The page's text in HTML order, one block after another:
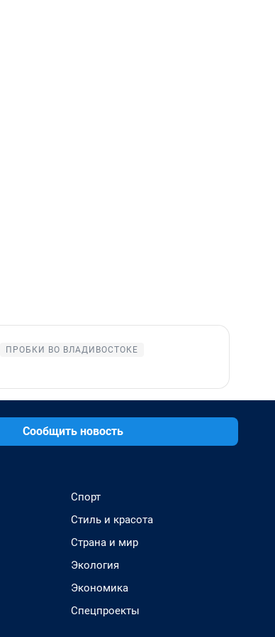
ПРОБКИ ВО ВЛАДИВОСТОКЕ
Сообщить новость
Спорт
Стиль и красота
Страна и мир
Экология
Экономика
Спецпроекты